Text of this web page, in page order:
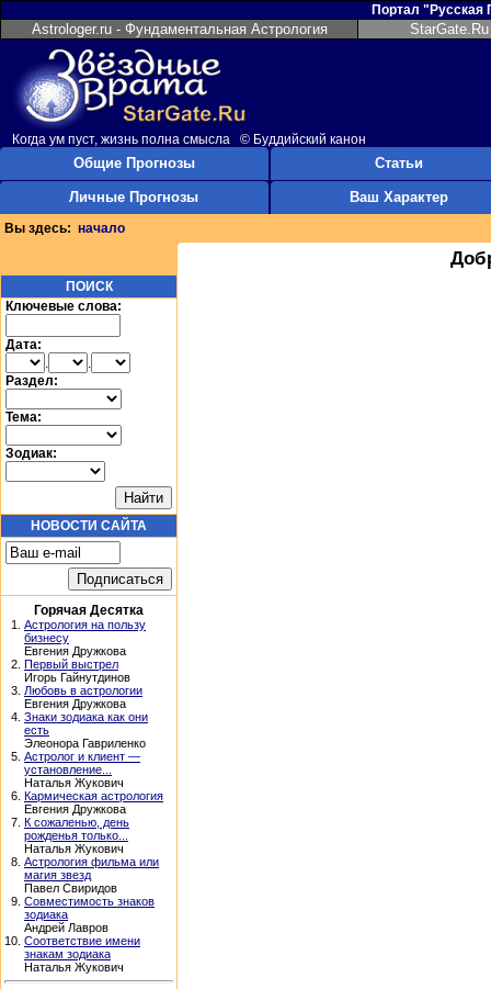
Портал "Русская
Astrologer.ru - Фундаментальная Астрология
Когда ум пуст, жизнь полна смысла © Буддийский канон
Общие Прогнозы
Личные Прогнозы
Статьи
Ваш Характер
Вы здесь: начало
ПОИСК
Ключевые слова:
Дата:
.
.
Раздел:
Тема:
Зодиак:
НОВОСТИ САЙТА
Горячая Десятка
1. Астрология на пользу
бизнесу
Евгения Дружкова
2. Первый выстрел
Игорь Гайнутдинов
3. Любовь в астрологии
Евгения Дружкова
4. Знаки зодиака как они
есть
Элеонора Гавриленко
5. Астролог и клиент —
установление...
Наталья Жукович
6. Кармическая астрология
Евгения Дружкова
7. К сожаленью, день
рожденья только...
Наталья Жукович
8. Астрология фильма или
магия звезд
Павел Свиридов
9. Совместимость знаков
зодиака
Андрей Лавров
10. Соответствие имени
знакам зодиака
Наталья Жукович